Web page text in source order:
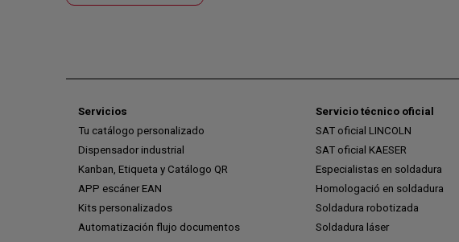
Servicios
Tu catálogo personalizado
Dispensador industrial
Kanban, Etiqueta y Catálogo QR
APP escáner EAN
Kits personalizados
Automatización flujo documentos
Servicio técnico oficial
SAT oficial LINCOLN
SAT oficial KAESER
Especialistas en soldadura
Homologació en soldadura
Soldadura robotizada
Soldadura láser